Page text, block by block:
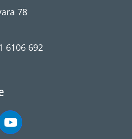
78
6106 692